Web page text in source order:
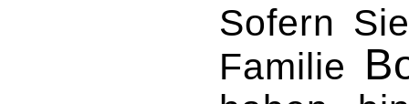
Sofern
Familie